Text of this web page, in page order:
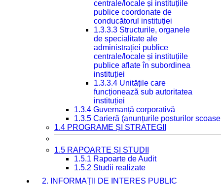
centrale/locale și instituțiile
publice coordonate de
conducătorul instituției
1.3.3.3 Structurile, organele
de specialitate ale
administrației publice
centrale/locale și instituțiile
publice aflate în subordinea
instituției
1.3.3.4 Unitățile care
funcționează sub autoritatea
instituției
1.3.4 Guvernanță corporativă
1.3.5 Carieră (anunțurile posturilor
1.4 PROGRAME ȘI STRATEGII
1.5 RAPOARTE ȘI STUDII
1.5.1 Rapoarte de Audit
1.5.2 Studii realizate
2. INFORMAȚII DE INTERES PUBLIC